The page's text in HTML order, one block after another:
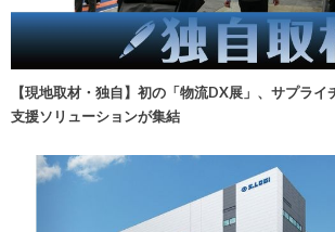
【現地取材・独自】初の「物流DX展」、サプラ
支援ソリューションが集結